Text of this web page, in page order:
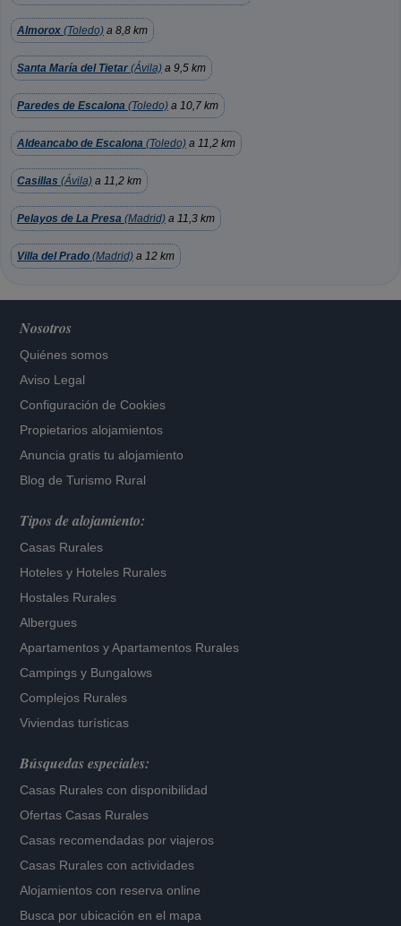
Almorox (Toledo) a 8,8 km
Santa María del Tietar (Ávila) a 9,5 km
Paredes de Escalona (Toledo) a 10,7 km
Aldeancabo de Escalona (Toledo) a 11,2 km
Casillas (Ávila) a 11,2 km
Pelayos de La Presa (Madrid) a 11,3 km
Villa del Prado (Madrid) a 12 km
Nosotros
Quiénes somos
Aviso Legal
Configuración de Cookies
Propietarios alojamientos
Anuncia gratis tu alojamiento
Blog de Turismo Rural
Tipos de alojamiento:
Casas Rurales
Hoteles y Hoteles Rurales
Hostales Rurales
Albergues
Apartamentos yApartamentos Rurales
Campings y Bungalows
Complejos Rurales
Viviendas turísticas
Búsquedas especiales:
Casas Rurales con disponibilidad
Ofertas Casas Rurales
Casas recomendadas por viajeros
Casas Rurales con actividades
Alojamientos con reserva online
Busca por ubicación en el mapa